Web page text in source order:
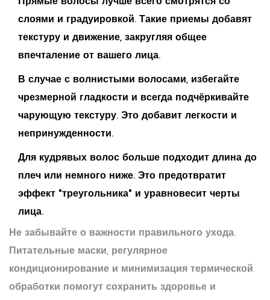
Прямые волосы лучше всего смотрятся со
слоями и градуировкой. Такие приемы добавят
текстуру и движение, закругляя общее
впечталение от вашего лица.
В случае с волнистыми волосами, избегайте
чрезмерной гладкости и всегда подчёркивайте
чарующую текстуру. Это добавит легкости и
непринужденности.
Для кудрявых волос больше подходит длина до
плеч или немного ниже. Это предотвратит
эффект "треугольника" и уравновесит черты
лица.
Не забывайте о важности правильного ухода.
Питательные маски, регулярное
кондиционирование и минимизация термической
обработки помогут сохранить здоровье и